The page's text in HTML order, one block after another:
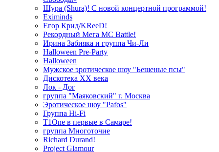
Шура (Shura)! С новой концертной программой!
Eximinds
Егор Крид/KReeD!
Рекордный Мега МС Battle!
Ирина Забияка и группа Чи-Ли
Halloween Pre-Party
Halloween
Мужское эротическое шоу "Бешеные псы"
Дискотека ХХ века
Лок - Дог
группа "Маяковский" г. Москва
Эротическое шоу "Pafos"
Группа Hi-Fi
T1One в первые в Самаре!
группа Многоточие
Richard Durand!
Project Glamour